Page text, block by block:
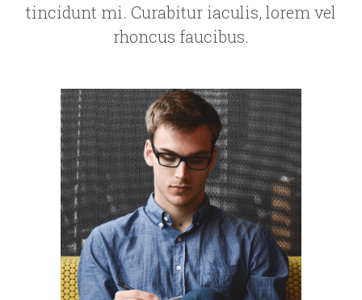
tincidunt mi. Curabitur iaculis, lorem vel
rhoncus faucibus.